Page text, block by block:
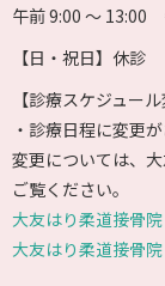
午前 9:00 〜 13:00
【日・祝日】休診
【診療スケジュー
・診療日程に変更
変更については、
ご覧ください。
大友はり柔道接骨
大友はり柔道接骨